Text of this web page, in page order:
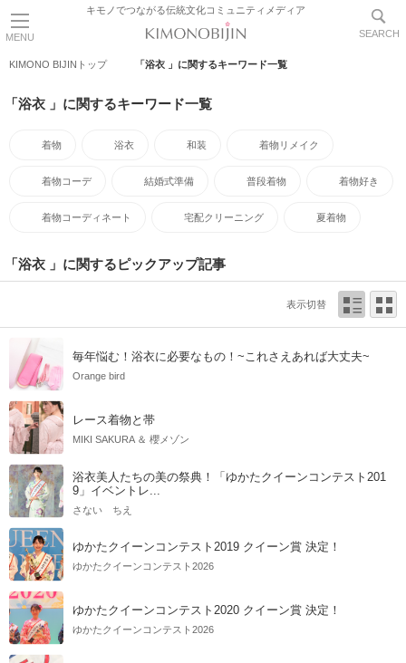
MENU
キモノでつながる伝統文化コミュニティメディア
SEARCH
KIMONO BIJINトップ 「浴衣 」に関するキーワード一覧
「浴衣 」に関するキーワード一覧
着物 浴衣 和装 着物リメイク
着物コーデ 結婚式準備 普段着物 着物好き
着物コーディネート 宅配クリーニング 夏着物
「浴衣 」に関するピックアップ記事
表示切替
毎年悩む！浴衣に必要なもの！~これさえあれば大丈夫~
Orange bird
レース着物と帯
MIKI SAKURA ＆ 櫻メゾン
浴衣美人たちの美の祭典！「ゆかたクイーンコンテスト201
9」イベントレ...
さない ちえ
ゆかたクイーンコンテスト2019 クイーン賞 決定！
ゆかたクイーンコンテスト2026
ゆかたクイーンコンテスト2020 クイーン賞 決定！
ゆかたクイーンコンテスト2026